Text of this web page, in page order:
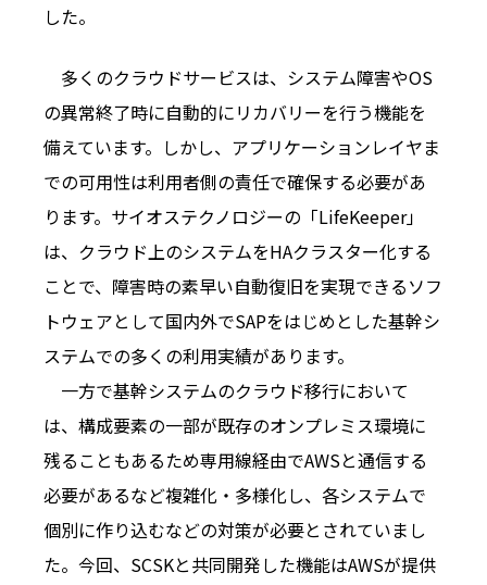
した。
多くのクラウドサービスは、システム障害やOS
の異常終了時に自動的にリカバリーを行う機能を
備えています。しかし、アプリケーションレイヤま
での可用性は利用者側の責任で確保する必要があ
ります。サイオステクノロジーの「LifeKeeper」
は、クラウド上のシステムをHAクラスター化する
ことで、障害時の素早い自動復旧を実現できるソフ
トウェアとして国内外でSAPをはじめとした基幹シ
ステムでの多くの利用実績があります。
一方で基幹システムのクラウド移行において
は、構成要素の一部が既存のオンプレミス環境に
残ることもあるため専用線経由でAWSと通信する
必要があるなど複雑化・多様化し、各システムで
個別に作り込むなどの対策が必要とされていまし
た。今回、SCSKと共同開発した機能はAWSが提供